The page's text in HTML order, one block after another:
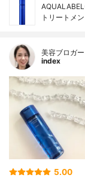
トリートメ
美容ブロガ
index
5.00